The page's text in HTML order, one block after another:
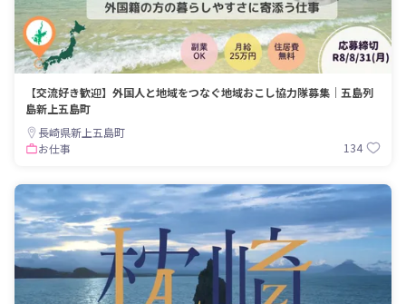
【交流好き歓迎】外国人と地域をつなぐ地域おこし協力隊募集｜五島列
島新上五島町
長崎県新上五島町
お仕事
134